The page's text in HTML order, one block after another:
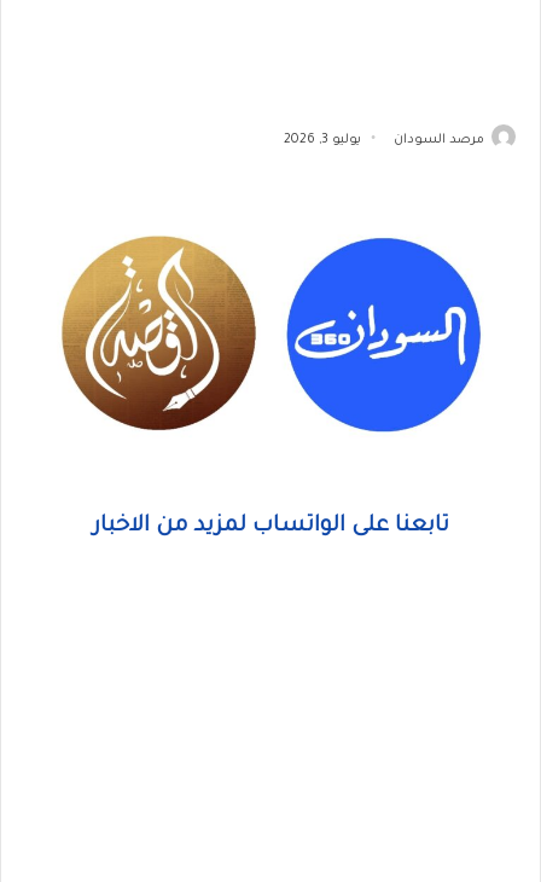
مرصد السودان يوليو 3, 2026
تابعنا على الواتساب لمزيد من الاخبار